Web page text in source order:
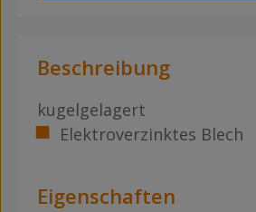
Beschreibung
kugelgelagert
Elektroverzinktes Blech
Eigenschaften